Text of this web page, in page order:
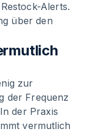
Alerts.
über den
zur
der Frequenz
der Praxis
vermutlich